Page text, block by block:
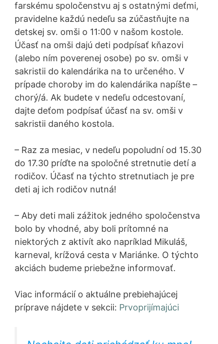
farskému spoločenstvu aj s ostatnými deťmi,
pravidelne každú nedeľu sa zúčastňujte na
detskej sv. omši o 11:00 v našom kostole.
Účasť na omši dajú deti podpísať kňazovi
(alebo ním poverenej osobe) po sv. omši v
sakristii do kalendárika na to určeného. V
prípade choroby im do kalendárika napíšte –
chorý/á. Ak budete v nedeľu odcestovaní,
dajte deťom podpísať účasť na sv. omši v
sakristii daného kostola.
– Raz za mesiac, v nedeľu popoludní od 15.30
do 17.30 príďte na spoločné stretnutie detí a
rodičov. Účasť na týchto stretnutiach je pre
deti aj ich rodičov nutná!
– Aby deti mali zážitok jedného spoločenstva
bolo by vhodné, aby boli prítomné na
niektorých z aktivít ako napríklad Mikuláš,
karneval, krížová cesta v Mariánke. O týchto
akciách budeme priebežne informovať.
Viac informácií o aktuálne prebiehajúcej
príprave nájdete v sekcii: Prvoprijímajúci